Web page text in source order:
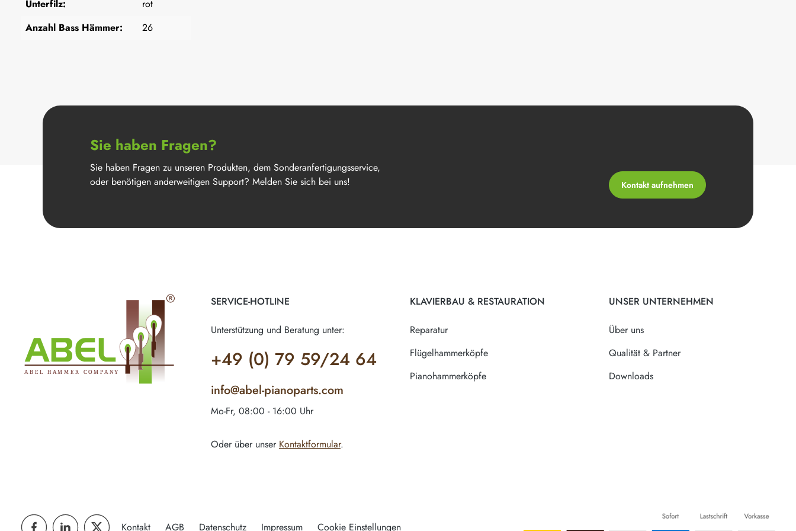
Unterfilz:
rot
Anzahl Bass Hämmer:
26
Sie haben Fragen?
Sie haben Fragen zu unseren Produkten, dem Sonderanfertigungsservice,
oder benötigen anderweitigen Support? Melden Sie sich bei uns!
Kontakt aufnehmen
SERVICE-HOTLINE
Unterstützung und Beratung unter:
+49 (0) 79 59/24 64
info@abel-pianoparts.com
Mo-Fr, 08:00 - 16:00 Uhr
Oder über unser Kontaktformular.
KLAVIERBAU & RESTAURATION
Reparatur
Flügelhammerköpfe
Pianohammerköpfe
UNSER UNTERNEHMEN
Über uns
Qualität & Partner
Downloads
Kontakt AGB Datenschutz Impressum Cookie Einstellungen